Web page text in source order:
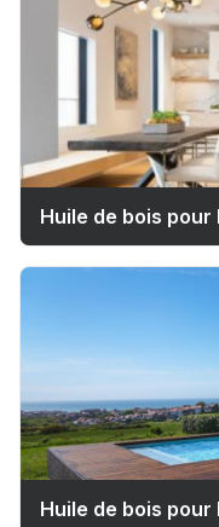
Huile de bois pour
Huile de bois